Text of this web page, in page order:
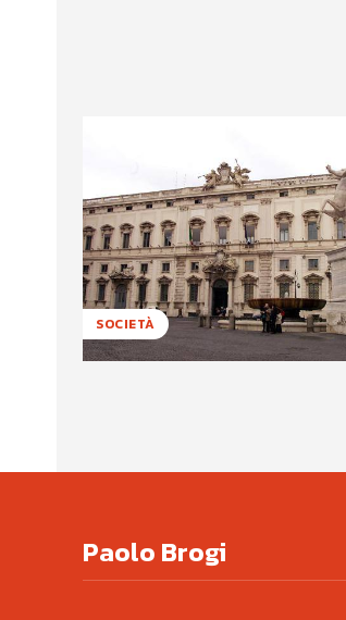
SOCIETÀ
Paolo Brogi